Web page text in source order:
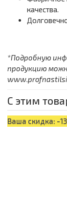
качества.
*Подробную
продукцию
С этим
Ваша скидка: -